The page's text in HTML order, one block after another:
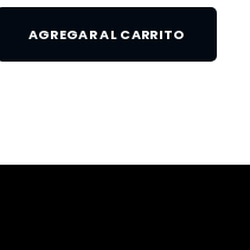
AGREGAR AL CARRITO